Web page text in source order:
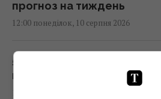
прогноз на тиждень
12:00 понеділок, 10 серпня 2026
5 найбільш невибагливих
красиві й не потребують